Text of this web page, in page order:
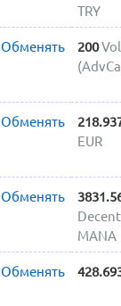
TRY
Обменять 200
Обменять
EUR
Обменять
MANA
Обменять